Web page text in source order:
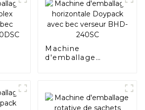
Machine
d'emballage
verseur BHD-240SC